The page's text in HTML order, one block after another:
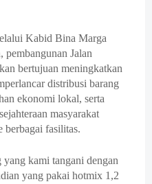
Kabid Bina Marga
Jalan
bertujuan meningkatkan
distribusi barang
ekonomi lokal, serta
masyarakat
berbagai fasilitas.
kami tangani dengan
yang pakai hotmix 1,2